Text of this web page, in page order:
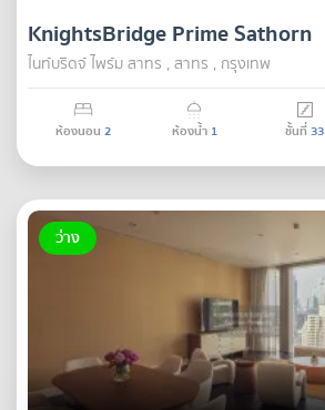
KnightsBridge Prime Sathorn
ไนท์บริดจ์ ไพร์ม สาทร , สาทร , กรุงเทพ
ห้องนอน 2 ห้องน้ำ 1 ชั้นที่33
ว่าง